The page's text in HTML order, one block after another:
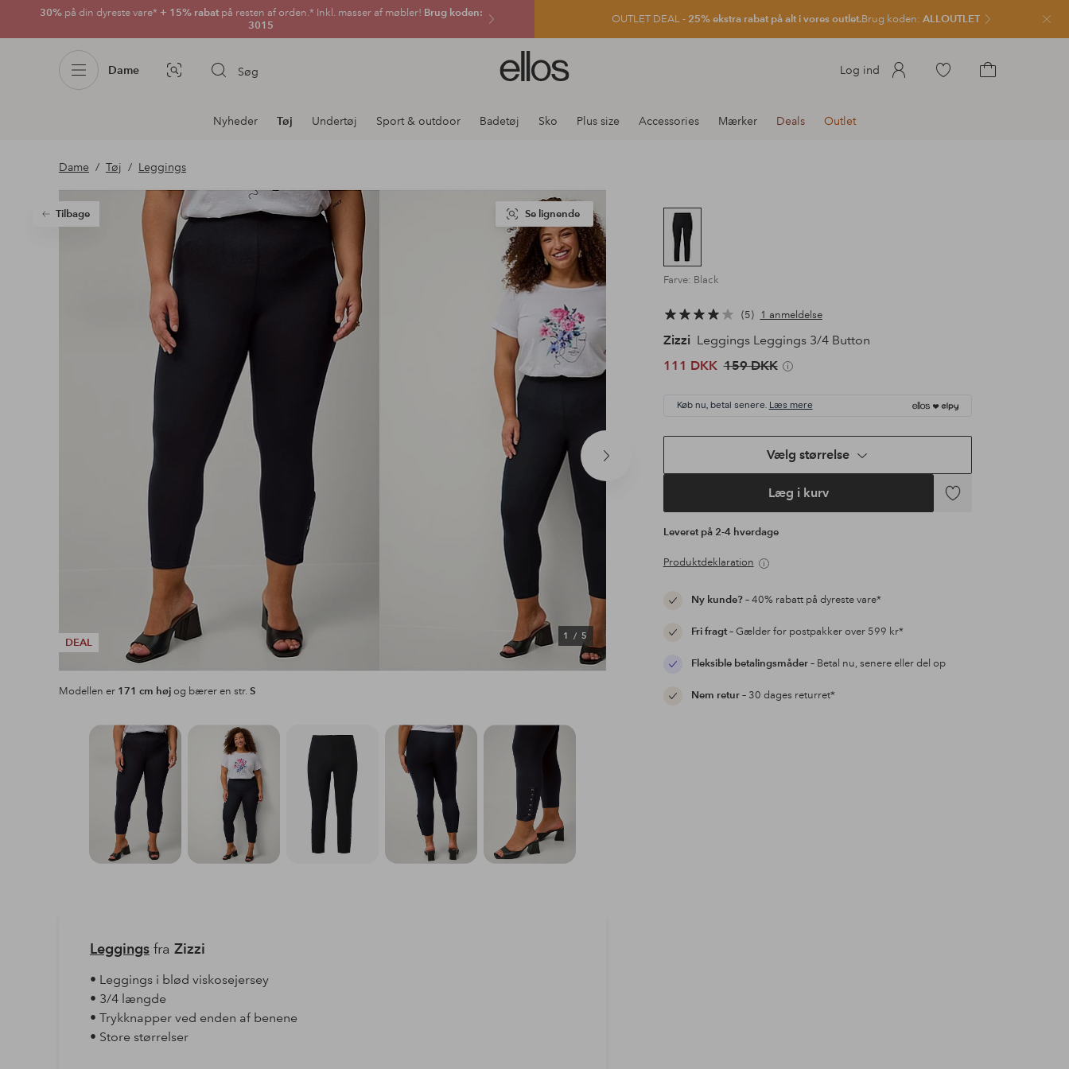
30% på din dyreste vare* + 15% rabatpå resten af orden.* Inkl. masser af møbler! Brug koden:
3015
OUTLET DEAL - 25% ekstra rabat på alt i vores outlet.Brug koden: ALLOUTLET Luk
Dame Billedsøgning Søg
Ellos
logo
gå
Log ind
Gå
Afdelningsnavigation
Nyheder Tøj Undertøj Sport & outdoor Badetøj Sko Plus size Accessories Mærker Deals Outlet
Dame Tøj Leggings
Tilbage
Næste
produkt
DEAL
1/ 5
Se lignende
Modellen er 171 cm højog bærer en str.S
Farve: Black
5 1 anmeldelse
Zizzi Leggings Leggings 3/4 Button
111 DKK 159 DKK
Køb nu, betal senere. Læs mere
Vælg størrelse
Læg i kurv
Tilføj
Leveret på 2-4 hverdage
Produktdeklaration
Ny kunde?– 40% rabatt på dyreste vare*
Fri fragt– Gælder for postpakker over 599 kr*
Fleksible betalingsmåder– Betal nu, senere eller del op
Nem retur– 30 dages returret*
Leggingsfra Zizzi
• Leggings i blød viskosejersey
• 3/4 længde
• Trykknapper ved enden af benene
• Store størrelser